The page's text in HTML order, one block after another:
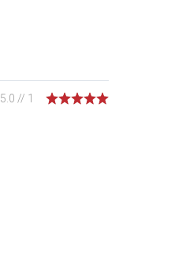
5.0 // 1